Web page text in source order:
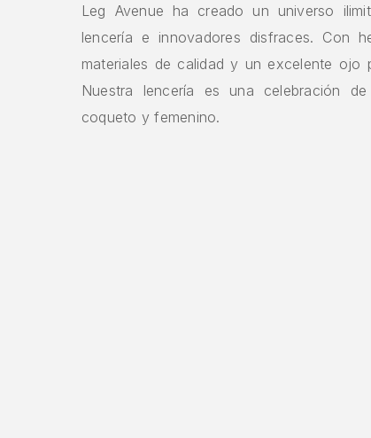
Leg Avenue ha creado un universo
lencería e innovadores disfraces. Con
materiales de calidad y un excelente ojo
Nuestra lencería es una celebración
coqueto y femenino.